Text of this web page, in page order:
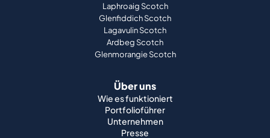
Laphroaig Scotch
Glenfiddich Scotch
Lagavulin Scotch
Ardbeg Scotch
Glenmorangie Scotch
Über uns
Wie es funktioniert
Portfolioführer
Unternehmen
Presse